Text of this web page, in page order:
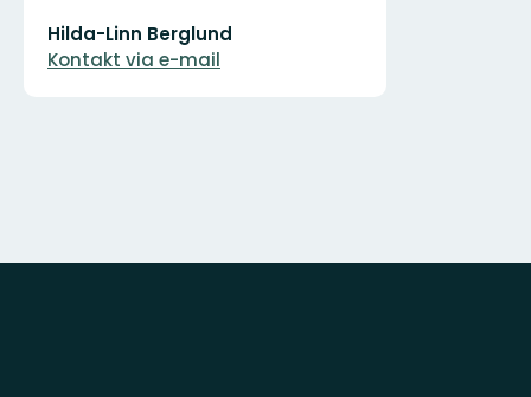
mailadresse
Hilda-Linn Berglund
Kontakt via e-mail